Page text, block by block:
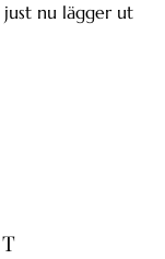
nu lägger ut